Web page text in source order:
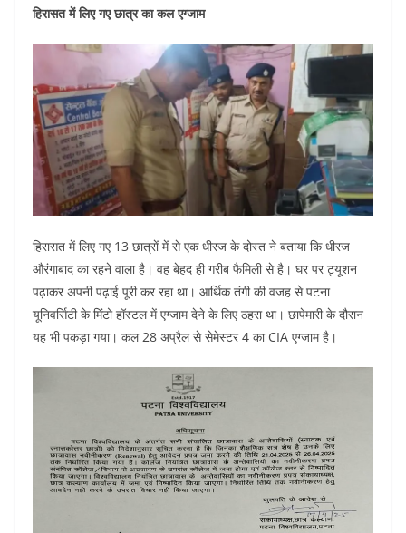
हिरासत में लिए गए छात्र का कल एग्जाम
हिरासत में लिए गए 13 छात्राें में से एक धीरज के दोस्त ने बताया कि धीरज
औरंगाबाद का रहने वाला है। वह बेहद ही गरीब फैमिली से है। घर पर ट्यूशन
पढ़ाकर अपनी पढ़ाई पूरी कर रहा था। आर्थिक तंगी की वजह से पटना
यूनिवर्सिटी के मिंटो हॉस्टल में एग्जाम देने के लिए ठहरा था। छापेमारी के दौरान
यह भी पकड़ा गया। कल 28 अप्रैल से सेमेस्टर 4 का CIA एग्जाम है।